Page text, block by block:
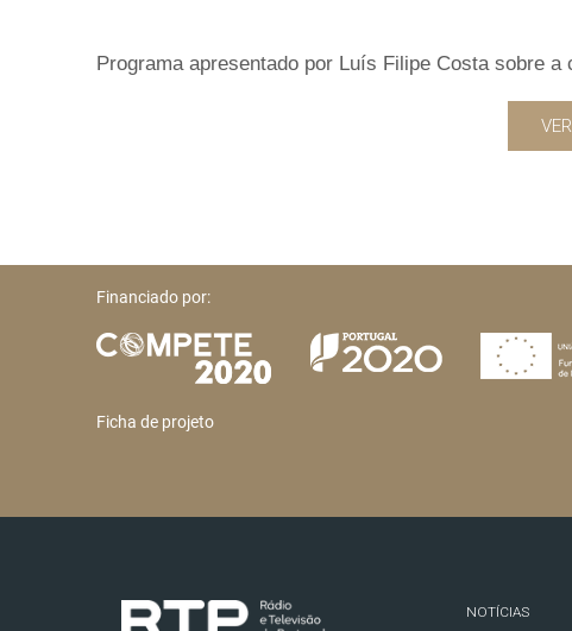
Programa apresentado por Luís Filipe Costa sobre
Financiado por:
Ficha de projeto
NOTÍCIAS